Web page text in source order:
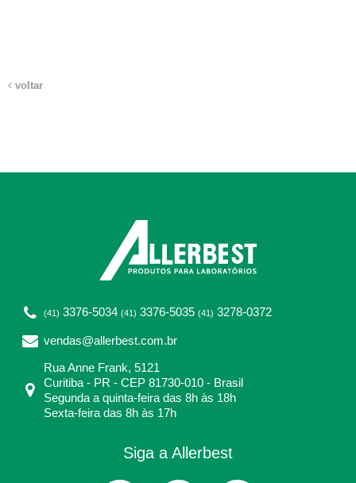
voltar
(41) 3376-5034 (41) 3376-5035 (41) 3278-0372
vendas@allerbest.com.br
Rua Anne Frank, 5121
Curitiba - PR - CEP 81730-010 - Brasil
Segunda a quinta-feira das 8h às 18h
Sexta-feira das 8h às 17h
Siga a Allerbest